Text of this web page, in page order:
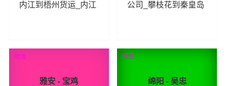
内江到梧州货运_内江
206 查看详细
公司_攀枝花到秦皇岛
433 查看详细
雅安 - 宝鸡
物流
绵阳 - 吴忠
物流